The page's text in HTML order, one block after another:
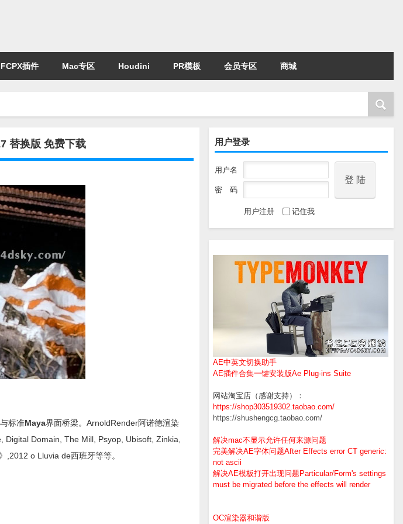
FCPX插件 Mac专区 Houdini PR模板 会员专区 商城
用户登录
用户名
密 码
用户注册 记住我
AE中英文切换助手
AE插件合集一键安装版Ae Plug-ins Suite
网站淘宝店（感谢支持）：
https://shop303519302.taobao.com/
https://shushengcg.taobao.com/
解决mac不显示允许任何来源问题
完美解决AE字体问题After Effects error CT generic:
not ascii
解决AE模板打开出现问题Particular/Form's settings
must be migrated before the effects will render
OC渲染器和谐版
替换版 免费下载
标准Maya界面桥梁。 ArnoldRender阿诺德渲染
Digital Domain, The Mill, Psyop, Ubisoft, Zinkia,
,2012 o Lluvia de西班牙等等。